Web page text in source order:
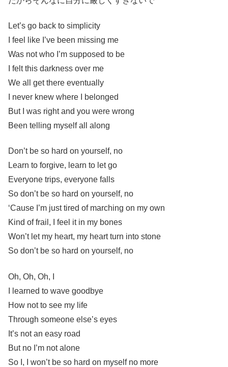
Let’s go back to simplicity
I feel like I’ve been missing me
Was not who I’m supposed to be
I felt this darkness over me
We all get there eventually
I never knew where I belonged
But I was right and you were wrong
Been telling myself all along
Don’t be so hard on yourself, no
Learn to forgive, learn to let go
Everyone trips, everyone falls
So don’t be so hard on yourself, no
‘Cause I’m just tired of marching on my own
Kind of frail, I feel it in my bones
Won’t let my heart, my heart turn into stone
So don’t be so hard on yourself, no
Oh, Oh, Oh, I
I learned to wave goodbye
How not to see my life
Through someone else’s eyes
It’s not an easy road
But no I’m not alone
So I, I won’t be so hard on myself no more